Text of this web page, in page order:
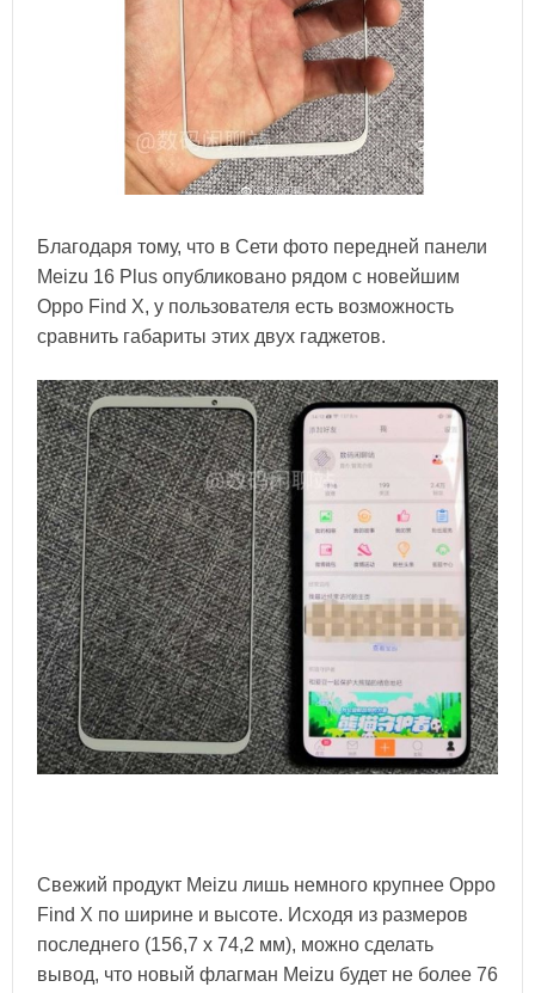
Благодаря тому, что в Сети фото передней панели
Meizu 16 Plus опубликовано рядом с новейшим
Oppo Find X, у пользователя есть возможность
сравнить габариты этих двух гаджетов.
Свежий продукт Meizu лишь немного крупнее Oppo
Find X по ширине и высоте. Исходя из размеров
последнего (156,7 х 74,2 мм), можно сделать
вывод, что новый флагман Meizu будет не более 76